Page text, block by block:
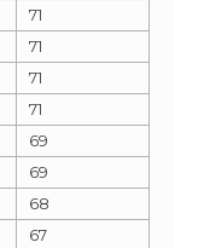
71
71
71
71
69
69
68
67